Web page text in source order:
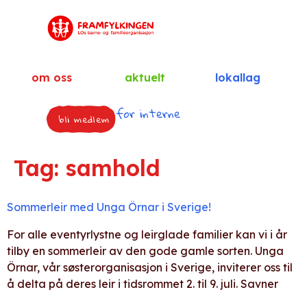
om oss aktuelt lokallag
bli medlem for interne
Tag: samhold
Sommerleir med Unga Örnar i Sverige!
For alle eventyrlystne og leirglade familier kan vi i år
tilby en sommerleir av den gode gamle sorten. Unga
Örnar, vår søsterorganisasjon i Sverige, inviterer oss til
å delta på deres leir i tidsrommet 2. til 9. juli. Savner